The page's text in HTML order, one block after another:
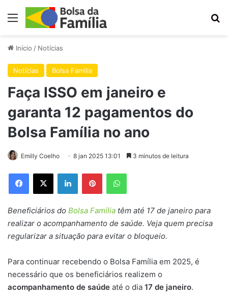
Menu
Início / Notícias
Notícias Bolsa Família
Faça ISSO em janeiro e
garanta 12 pagamentos do
Bolsa Família no ano
Emilly Coelho 8 jan 2025 13:01 3 minutos de leitura
Facebook
X LinkedinPinterestWhatsApp
Beneficiários do Bolsa Família têm até 17 de janeiro para
realizar o acompanhamento de saúde. Veja quem precisa
regularizar a situação para evitar o bloqueio.
Para continuar recebendo o Bolsa Família em 2025, é
necessário que os beneficiários realizem o
acompanhamento de saúde até o dia 17 de janeiro.